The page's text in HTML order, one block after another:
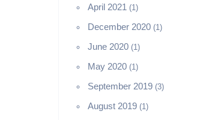
April 2021 (1)
December 2020 (1)
June 2020 (1)
May 2020 (1)
September 2019 (3)
August 2019 (1)